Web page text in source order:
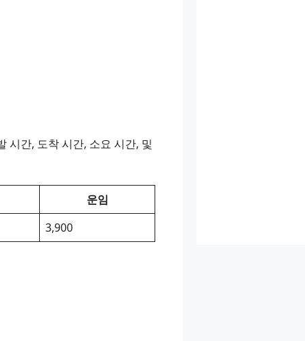
시간, 도착 시간, 소요 시간, 및
운임
3,900